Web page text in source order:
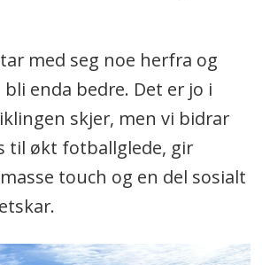
med seg noe herfra og
enda bedre. Det er jo i
skjer, men vi bidrar
til økt fotballglede, gir
touch og en del sosialt